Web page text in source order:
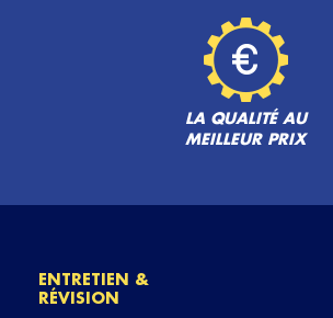
LA QUALITÉ AU
MEILLEUR PRIX
ENTRETIEN &
RÉVISION